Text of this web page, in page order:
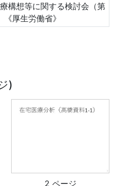
構想等に関する検討会（第
厚生労働省》
)
2 ページ